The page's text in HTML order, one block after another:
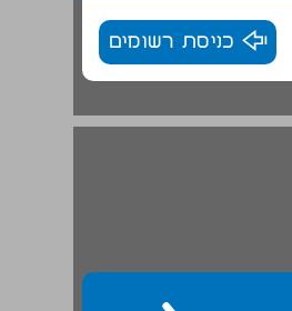
כניסת רשומים